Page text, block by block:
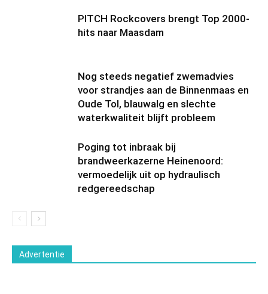
PITCH Rockcovers brengt Top 2000-
hits naar Maasdam
Nog steeds negatief zwemadvies
voor strandjes aan de Binnenmaas en
Oude Tol, blauwalg en slechte
waterkwaliteit blijft probleem
Poging tot inbraak bij
brandweerkazerne Heinenoord:
vermoedelijk uit op hydraulisch
redgereedschap
Advertentie